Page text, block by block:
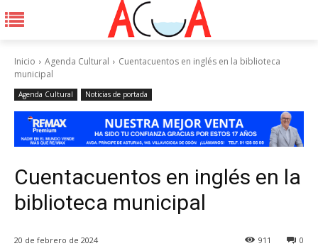
Inicio Agenda Cultural
Cuentacuentos en inglés en la biblioteca
municipal
Agenda Cultural Noticias de portada
Cuentacuentos en inglés en la
biblioteca municipal
20 de febrero de 2024 0
911